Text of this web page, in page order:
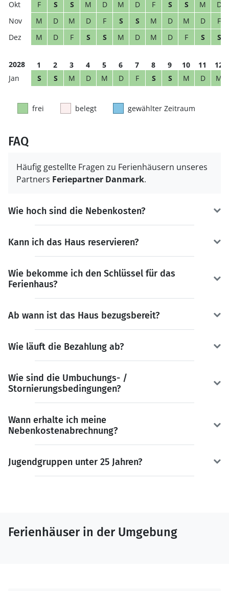
F S S M D M D F S S M
D
M
D M D F S S M D M D
F
M
D F S S M D M D F S S
2028 1 2 3 4 5 6 7 8 9 10 11
12
S
S M D M D F S S M D M
frei belegt gewählter Zeitraum
FAQ
Häufig gestellte Fragen zu Ferienhäusern unseres
Partners Feriepartner Danmark.
Wie hoch sind die Nebenkosten?
Kann ich das Haus reservieren?
Wie bekomme ich den Schlüssel für das
Ferienhaus?
Ab wann ist das Haus bezugsbereit?
Wie läuft die Bezahlung ab?
Wie sind die Umbuchungs- /
Stornierungsbedingungen?
Wann erhalte ich meine
Nebenkostenabrechnung?
Jugendgruppen unter 25 Jahren?
Ferienhäuser in der Umgebung